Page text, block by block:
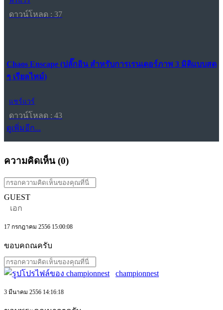
ดาวน์โหลด : 37
Chaos Enscape (ปลั๊กอิน สำหรับการเรนเดอร์ภาพ 3 มิติแบบสด
ๆ เรียลไทม์)
แชร์แวร์
ดาวน์โหลด : 43
ดูเพิ่มอีก...
ความคิดเห็น (0)
GUEST
เอก
17 กรกฎาคม 2556 15:00:08
ขอบคถณครับ
championnest
3 มีนาคม 2556 14:16:18